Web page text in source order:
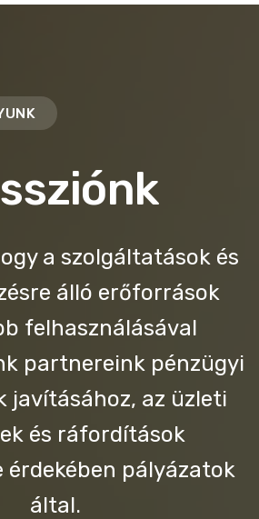
a szolgáltatások és
álló erőforrások
felhasználásával
partnereink pénzügyi
javításához, az üzleti
és ráfordítások
érdekében pályázatok
által.